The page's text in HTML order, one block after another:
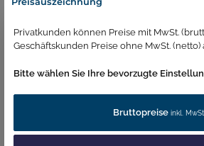
Durchmesser: 4,6cm Weitere Infos Ein
Privatkunden können Preise mit MwSt.
Geschäftskunden Preise ohne MwSt.
Bitte wählen Sie Ihre bevorzugte
Bruttopreise inkl. MwSt.